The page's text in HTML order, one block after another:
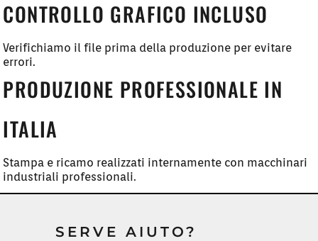
CONTROLLO GRAFICO INCLUSO
Verifichiamo il file prima della produzione per evitare
errori.
PRODUZIONE PROFESSIONALE IN
ITALIA
Stampa e ricamo realizzati internamente con macchinari
industriali professionali.
SERVE AIUTO?